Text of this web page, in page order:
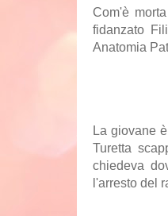
Com'è
fidanzato
Anatomia
La giovane
Turetta
chiedeva
l'arresto del